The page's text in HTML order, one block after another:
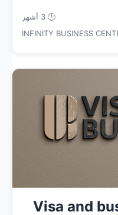
🕒 3 أشهر
Visa and